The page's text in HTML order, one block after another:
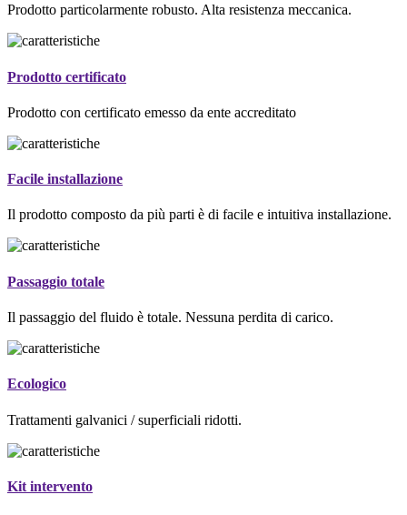
Prodotto particolarmente robusto. Alta resistenza meccanica.
Prodotto certificato
Prodotto con certificato emesso da ente accreditato
Facile installazione
Il prodotto composto da più parti è di facile e intuitiva installazione.
Passaggio totale
Il passaggio del fluido è totale. Nessuna perdita di carico.
Ecologico
Trattamenti galvanici / superficiali ridotti.
Kit intervento